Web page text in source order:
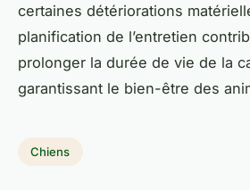
certaines détériorations
planification de l’entretien
prolonger la durée de vie de la
garantissant le bien-être des
Chiens